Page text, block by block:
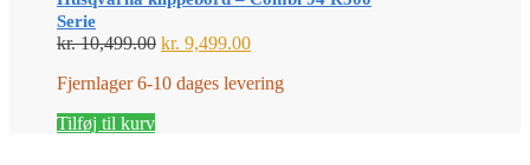
Serie
kr.10,499.00 Den
pris
kr. 9,499.00Den
pris
Fjernlager 6-10 dages levering
Tilføj til kurv